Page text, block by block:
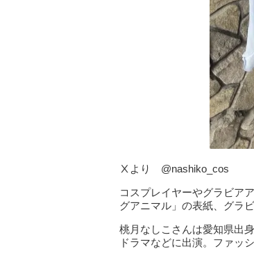
Ⅹより @nashiko_cos
コスプレイヤーやグラビア
グアニマル」の表紙、グラ
桃月なしこさんは愛知県出
ドラマなどに出演。ファッ